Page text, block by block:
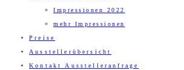
Impressionen 2022
mehr Impressionen
Preise
Ausstellerübersicht
Kontakt Ausstelleranfrage